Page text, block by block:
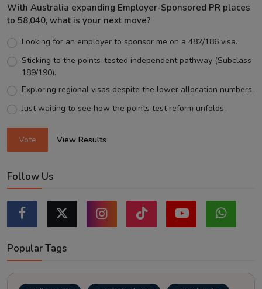
With Australia expanding Employer-Sponsored PR places
to 58,040, what is your next move?
Looking for an employer to sponsor me on a 482/186 visa.
Sticking to the points-tested independent pathway (Subclass
189/190).
Exploring regional visas despite the lower allocation numbers.
Just waiting to see how the points test reform unfolds.
Vote View Results
Follow Us
Popular Tags